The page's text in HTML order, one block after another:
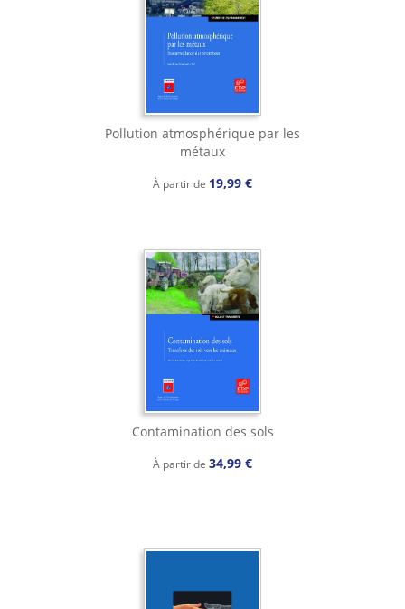
Pollution atmosphérique par les
métaux
À partir de 19,99 €
Contamination des sols
À partir de 34,99 €